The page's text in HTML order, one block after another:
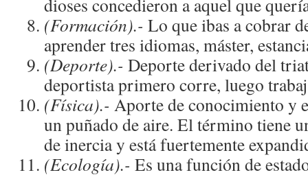
dioses concedieron a aquel que
(Formación).- Lo que ibas a cobrar
aprender tres idiomas, máster,
(Deporte).- Deporte derivado del
deportista primero corre, luego
(Física).- Aporte de conocimiento y
un puñado de aire. El término tiene
de inercia y está fuertemente
(Ecología).- Es una función de